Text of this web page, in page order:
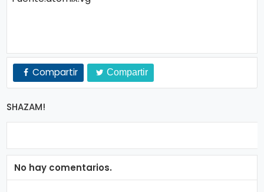
Compartir Compartir
SHAZAM!
No hay comentarios.